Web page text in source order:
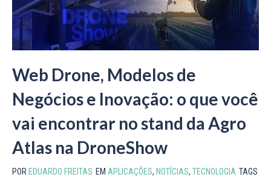
Web Drone, Modelos de
Negócios e Inovação: o que você
vai encontrar no stand da Agro
Atlas na DroneShow
POR EDUARDO FREITAS EM APLICAÇÕES, NOTÍCIAS, TECNOLOGIA TAGS